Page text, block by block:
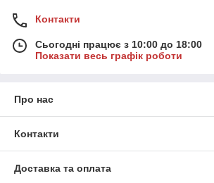
Контакти
Сьогодні працює з 10:00 до 18:00
Показати весь графік роботи
Про нас
Контакти
Доставка та оплата